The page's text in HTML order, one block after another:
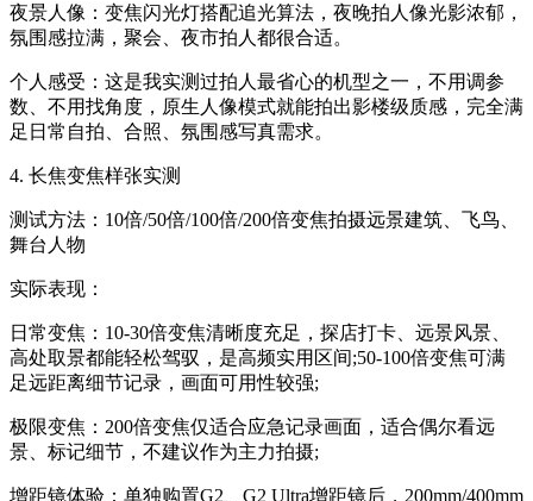
夜景人像：变焦闪光灯搭配追光算法，夜晚拍人像光影浓郁，
氛围感拉满，聚会、夜市拍人都很合适。
个人感受：这是我实测过拍人最省心的机型之一，不用调参
数、不用找角度，原生人像模式就能拍出影楼级质感，完全满
足日常自拍、合照、氛围感写真需求。
4. 长焦变焦样张实测
测试方法：10倍/50倍/100倍/200倍变焦拍摄远景建筑、飞鸟、
舞台人物
实际表现：
日常变焦：10-30倍变焦清晰度充足，探店打卡、远景风景、
高处取景都能轻松驾驭，是高频实用区间;50-100倍变焦可满
足远距离细节记录，画面可用性较强;
极限变焦：200倍变焦仅适合应急记录画面，适合偶尔看远
景、标记细节，不建议作为主力拍摄;
增距镜体验：单独购置G2、G2 Ultra增距镜后，200mm/400mm